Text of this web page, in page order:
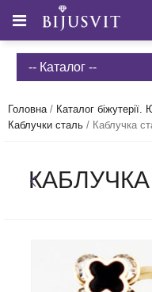
-- Каталог --
Головна/ Каталог біжутерії.
Каблучки сталь / Каблучка